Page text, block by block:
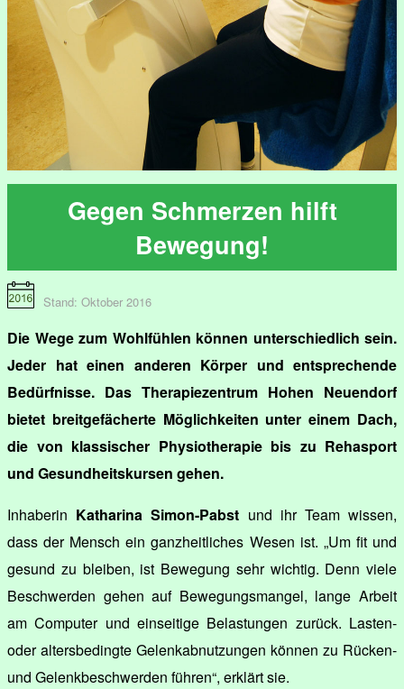
Gegen Schmerzen hilft
Bewegung!
Stand: Oktober 2016
Die Wege zum Wohlfühlen können unterschiedlich sein.
Jeder hat einen anderen Körper und entsprechende
Bedürfnisse. Das Therapiezentrum Hohen Neuendorf
bietet breitgefächerte Möglichkeiten unter einem Dach,
die von klassischer Physiotherapie bis zu Rehasport
und Gesundheitskursen gehen.
Inhaberin Katharina Simon-Pabst und ihr Team wissen,
dass der Mensch ein ganzheitliches Wesen ist. „Um fit und
gesund zu bleiben, ist Bewegung sehr wichtig. Denn viele
Beschwerden gehen auf Bewegungsmangel, lange Arbeit
am Computer und einseitige Belastungen zurück. Lasten-
oder altersbedingte Gelenkabnutzungen können zu Rücken-
und Gelenkbeschwerden führen“, erklärt sie.